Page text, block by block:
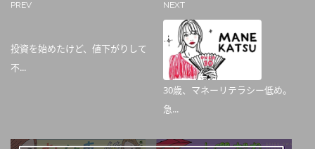
PREV
投資を始めたけど、値下がりして
不...
NEXT
30歳、マネーリテラシー低め。
急...